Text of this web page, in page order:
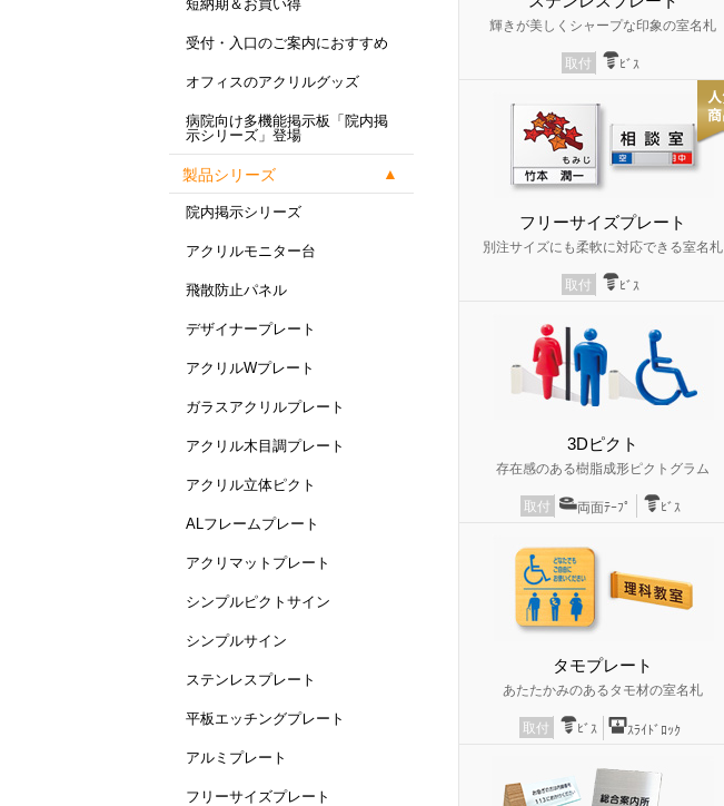
短納期＆お買い得
受付・入口のご案内におすすめ
オフィスのアクリルグッズ
病院向け多機能掲示板「院内掲
示シリーズ」登場
製品シリーズ
院内掲示シリーズ
アクリルモニター台
飛散防止パネル
デザイナープレート
アクリルWプレート
ガラスアクリルプレート
アクリル木目調プレート
アクリル立体ピクト
ALフレームプレート
アクリマットプレート
シンプルピクトサイン
シンプルサイン
ステンレスプレート
平板エッチングプレート
アルミプレート
フリーサイズプレート
輝きが美しくシャープな印象の室名札
取付 ﾋﾞｽ
フリーサイズプレート
別注サイズにも柔軟に対応できる室名札
取付 ﾋﾞｽ
3Dピクト
存在感のある樹脂成形ピクトグラム
取付 両面ﾃｰﾌﾟ ﾋﾞｽ
タモプレート
あたたかみのあるタモ材の室名札
取付 ﾋﾞｽ ｽﾗｲﾄﾞﾛｯｸ